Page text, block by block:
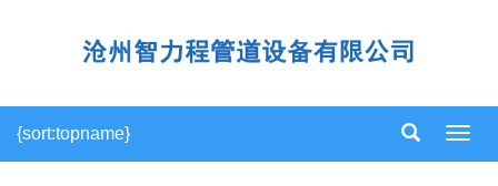
导
{sort:topname}